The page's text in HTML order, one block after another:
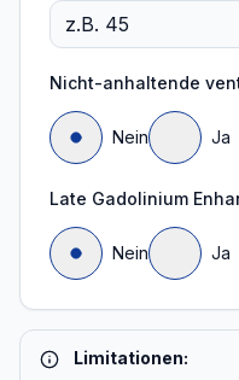
Nicht-anhaltende
Nein Ja
Late Gadolinium
Nein Ja
Limitationen: